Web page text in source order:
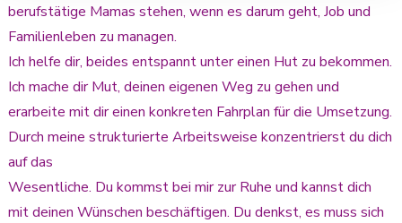
berufstätige Mamas stehen, wenn es darum geht, Job und
Familienleben zu managen.
Ich helfe dir, beides entspannt unter einen Hut zu bekommen.
Ich mache dir Mut, deinen eigenen Weg zu gehen und
erarbeite mit dir einen konkreten Fahrplan für die Umsetzung.
Durch meine strukturierte Arbeitsweise konzentrierst du dich
auf das
Wesentliche. Du kommst bei mir zur Ruhe und kannst dich
mit deinen Wünschen beschäftigen. Du denkst, es muss sich